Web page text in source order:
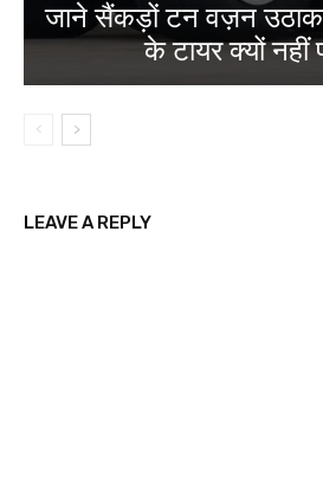
जाने सैंकड़ों टन वज़न
के टायर क्यों
LEAVE A REPLY